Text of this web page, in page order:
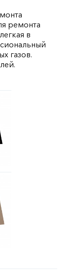
ремонта
в
газов.